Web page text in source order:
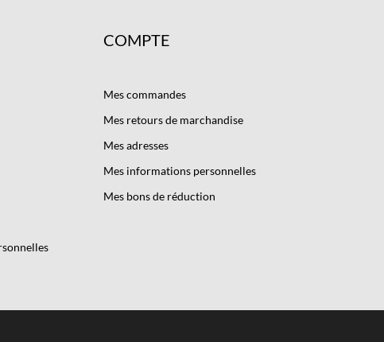
COMPTE
Mes commandes
Mes retours de marchandise
Mes adresses
Mes informations personnelles
Mes bons de réduction